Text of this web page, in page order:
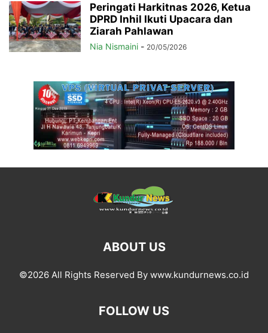
Peringati Harkitnas 2026, Ketua
DPRD Inhil Ikuti Upacara dan
Ziarah Pahlawan
Nia Nismaini - 20/05/2026
ABOUT US
©2026 All Rights Reserved By www.kundurnews.co.id
FOLLOW US